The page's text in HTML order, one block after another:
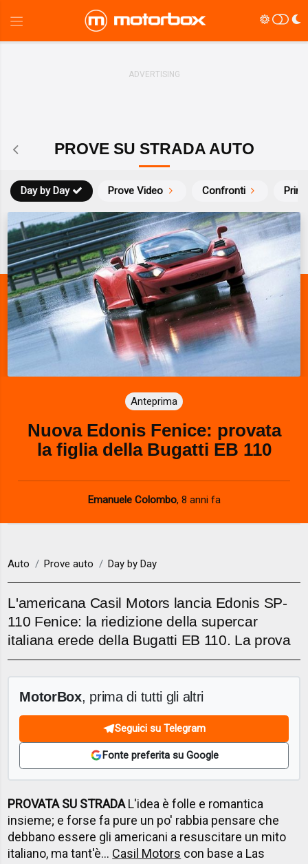
PROVE SU STRADA AUTO
Prove Video Confronti
Day by Day
Anteprima
Nuova Edonis Fenice: provata
la figlia della Bugatti EB 110
Emanuele Colombo, 8 anni fa
Auto Prove auto Day by Day
L'americana Casil Motors lancia Edonis SP-
110 Fenice: la riedizione della supercar
italiana erede della Bugatti EB 110. La prova
MotorBox, prima di tutti gli altri
Seguici su Telegram
Fonte preferita su Google
PROVATA SU STRADAL'idea è folle e romantica
insieme; e forse fa pure un po' rabbia pensare che
debbano essere gli americani a resuscitare un mito
italiano, ma tant'è... Casil Motors con base a Las